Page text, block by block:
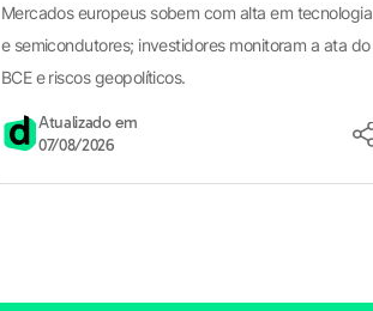
Mercados europeus sobem com alta em tecnologia
e semicondutores; investidores monitoram a ata do
BCE e riscos geopolíticos.
Atualizado em
07/08/2026